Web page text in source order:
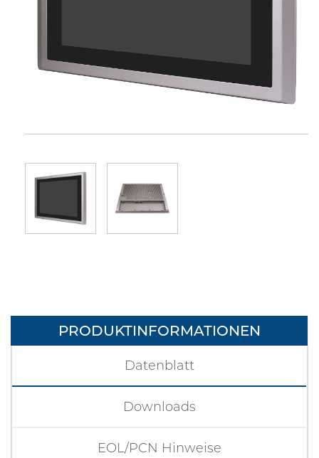
PRODUKTINFORMATIONEN
Datenblatt
Downloads
EOL/PCN Hinweise